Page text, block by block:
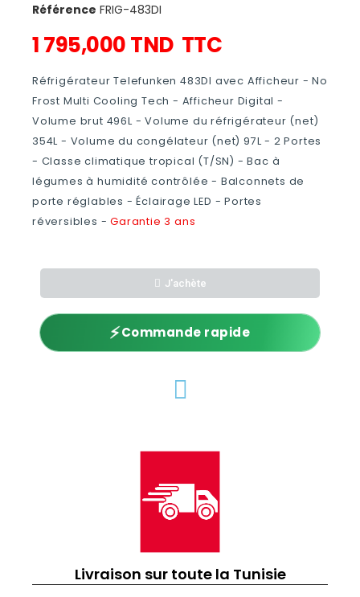
Référence FRIG-483DI
1 795,000 TND TTC
Réfrigérateur Telefunken 483DI avec Afficheur -No
Frost Multi Cooling Tech - Afficheur Digital -
Volume brut 496L - Volume du réfrigérateur (net)
354L - Volume du congélateur (net) 97L - 2 Portes
- Classe climatique tropical (T/SN) - Bac à
légumes à humidité contrôlée - Balconnets de
porte réglables - Éclairage LED - Portes
réversibles -Garantie 3 ans
J'achète
⚡Commande rapide
Livraison sur toute la Tunisie